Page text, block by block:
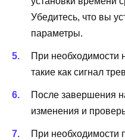
Убедитесь, что вы
параметры.
При необходимости
такие как сигнал
После завершения
изменения и
При необходимости